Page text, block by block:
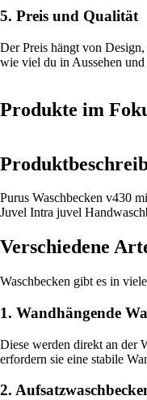
5. Preis und Qualität
Der Preis hängt von
wie viel du in Aussehen
Produkte im
Purus Waschbecken v430
Juvel Intra juvel
Verschiedene
Waschbecken gibt es in
1. Wandhängende
Diese werden direkt an der
erfordern sie eine stabile
2.